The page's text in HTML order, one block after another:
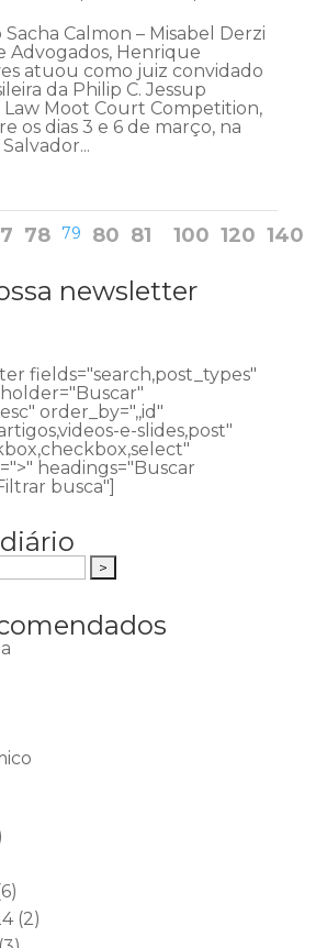
Calmon – Misabel Derzi
Advogados, Henrique
atuou como juiz convidado
da Philip C. Jessup
Moot Court Competition,
os dias 3 e 6 de março, na
78 79 80 81 100 120 140
newsletter
fields="search,post_types"
order_by=",,id"
e-slides,post"
headings="Buscar
busca"]
(2)